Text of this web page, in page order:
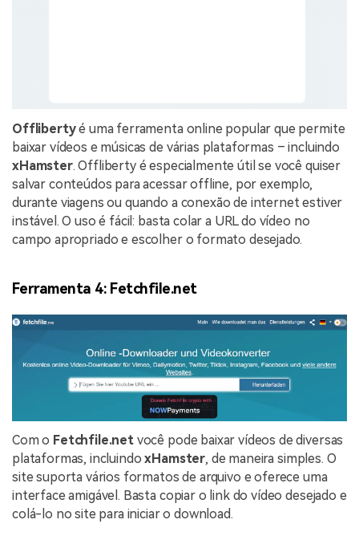
Offlibertyé uma ferramenta online popular que permite
baixar vídeos e músicas de várias plataformas – incluindo
xHamster. Offliberty é especialmente útil se você quiser
salvar conteúdos para acessar offline, por exemplo,
durante viagens ou quando a conexão de internet estiver
instável. O uso é fácil: basta colar a URL do vídeo no
campo apropriado e escolher o formato desejado.
Ferramenta 4: Fetchfile.net
Com o Fetchfile.netvocê pode baixar vídeos de diversas
plataformas, incluindoxHamster, de maneira simples. O
site suporta vários formatos de arquivo e oferece uma
interface amigável. Basta copiar o link do vídeo desejado e
colá-lo no site para iniciar o download.